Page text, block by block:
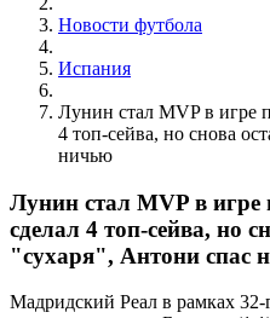
Новости футбола
Испания
Лунин стал MVP в игре
4 топ-сейва, но снова
ничью
Лунин стал MVP в игре
сделал 4 топ-сейва, но
"сухаря", Антони спас
Мадридский Реал в рамках